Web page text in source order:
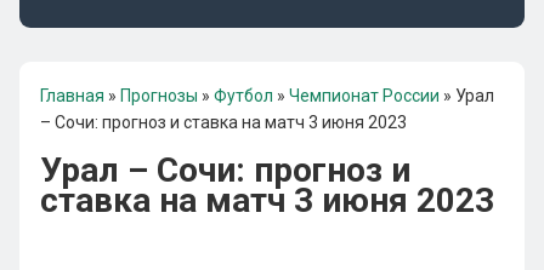
Главная » Прогнозы » Футбол » Чемпионат России » Урал
– Сочи: прогноз и ставка на матч 3 июня 2023
Урал – Сочи: прогноз и
ставка на матч 3 июня 2023